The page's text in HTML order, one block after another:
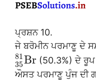
ਪ੍ਰਸ਼ਨ 10.
ਜੇ ਬਰੋਮੀਨ ਪਰਮਾਣੂ ਦੇ
81
35Br(50.3%) ਦੇ ਰੂਪ
ਔਸਤ ਪਰਮਾਣੂ ਪੁੰਜ ਦੀ